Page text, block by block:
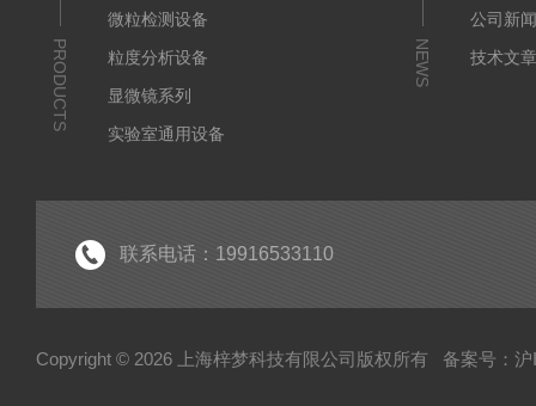
PRODUCTS
微粒检测设备
粒度分析设备
显微镜系列
实验室通用设备
NEWS
公司新
技术文
联系电话：19916533110
Copyright © 2026 上海梓梦科技有限公司版权所有 备案号：